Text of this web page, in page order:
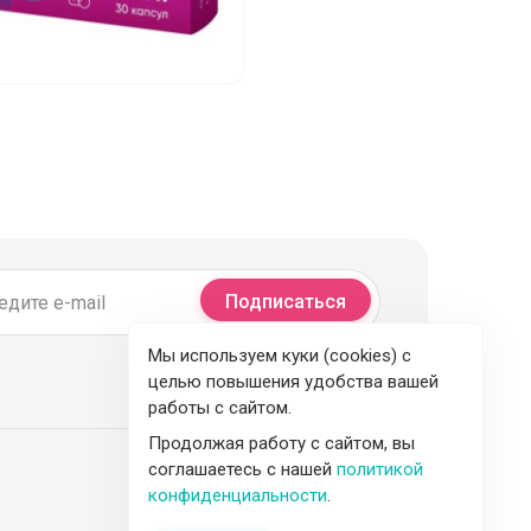
Подписаться
Мы используем куки (cookies) с
целью повышения удобства вашей
работы с сайтом.
Продолжая работу с сайтом, вы
соглашаетесь с нашей политикой
конфиденциальности.